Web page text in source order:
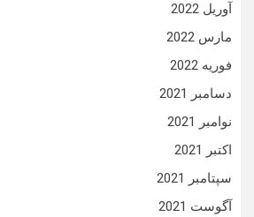
آوریل 2022
مارس 2022
فوریه 2022
دسامبر 2021
نوامبر 2021
اکتبر 2021
سپتامبر 2021
آگوست 2021